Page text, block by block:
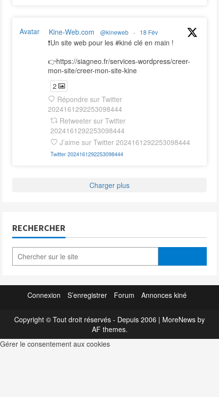
Avatar Kine-Web.com @kineweb · 18 Fév
❗️Un site web pour les #kiné clé en main !
👉https://siagneo.fr/services-wordpress/creer-
mon-site/creer-mon-site-kine
2
Répondre sur Twitter
2024161292253098444
Retweeter sur Twitter
2024161292253098444
J’aime sur Twitter 2024161292253098444
Twitter2024161292253098444
Charger plus
RECHERCHER
Connexion S’enregistrer Forum Annonces kiné
Copyright © Tout droit réservés - Depuis 2006 | MoreNews by
AF themes.
Gérer le consentement aux cookies